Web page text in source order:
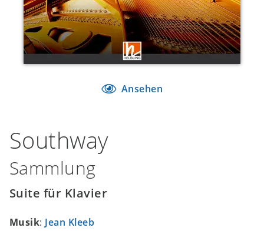
Ansehen
Southway
Sammlung
Suite für Klavier
Musik: Jean Kleeb